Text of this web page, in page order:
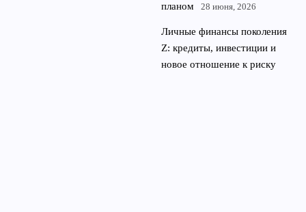
планом
28 июня, 2026
Личные финансы поколения
Z: кредиты, инвестиции и
новое отношение к риску